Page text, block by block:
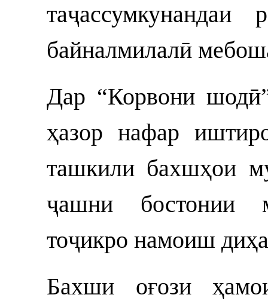
байналмилалӣ
Дар “Корвони
ҳазор нафар
ташкили бахшҳои
ҷашни бостонии
тоҷикро намоиш
Бахши оғози